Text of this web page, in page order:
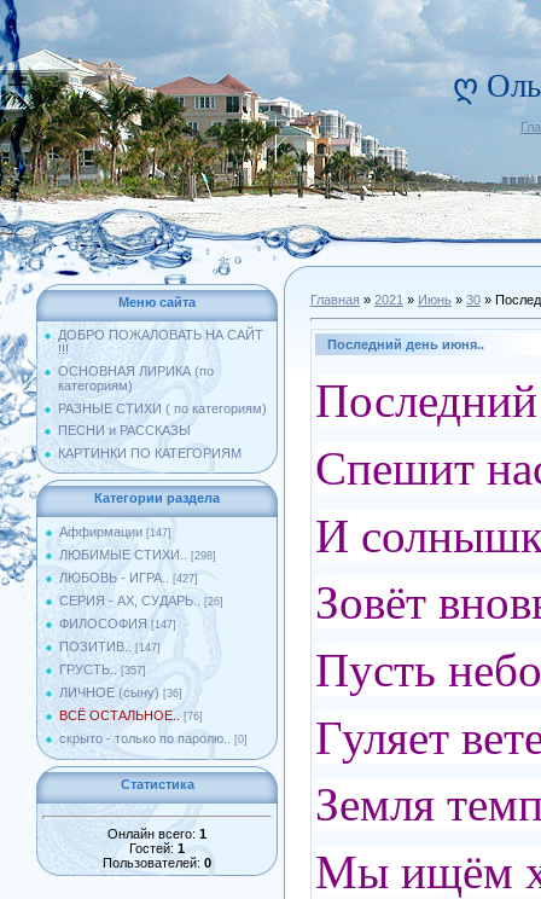
ღ
Меню сайта
ДОБРО ПОЖАЛОВАТЬ НА САЙТ
!!!
ОСНОВНАЯ ЛИРИКА (по
категориям)
РАЗНЫЕ СТИХИ ( по категориям)
ПЕСНИ и РАССКАЗЫ
КАРТИНКИ ПО КАТЕГОРИЯМ
Категории раздела
Аффирмации [147]
ЛЮБИМЫЕ СТИХИ.. [298]
ЛЮБОВЬ - ИГРА.. [427]
СЕРИЯ - АХ, СУДАРЬ.. [26]
ФИЛОСОФИЯ [147]
ПОЗИТИВ.. [147]
ГРУСТЬ.. [357]
ЛИЧНОЕ (сыну) [36]
ВСЁ ОСТАЛЬНОЕ.. [76]
скрыто - только по паролю.. [0]
Статистика
Онлайн всего: 1
Гостей: 1
Пользователей: 0
Главная » 2021 » Июнь » 30 »
Последний день июня..
Спешит
И
Зовёт
Пусть
Гуляет
Земля
Мы ищём